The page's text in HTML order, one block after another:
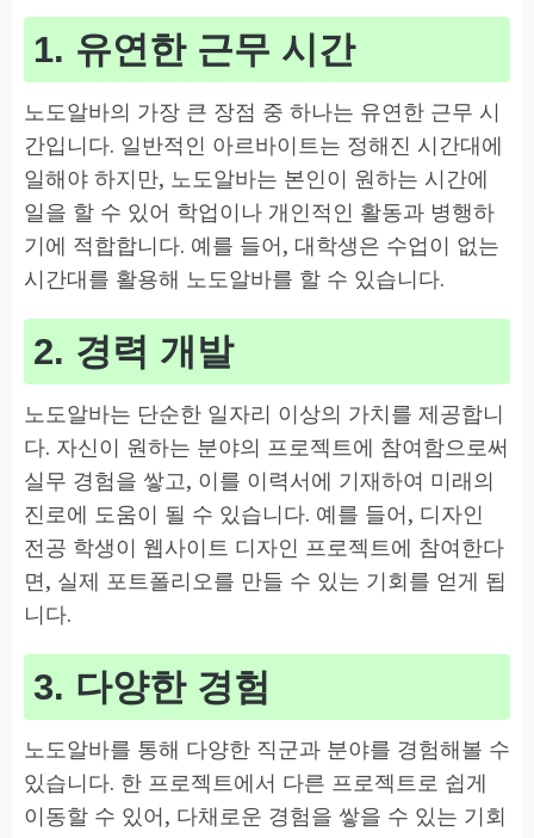
1. 유연한 근무 시간
노도알바의 가장 큰 장점 중 하나는 유연한 근무 시
간입니다. 일반적인 아르바이트는 정해진 시간대에
일해야 하지만, 노도알바는 본인이 원하는 시간에
일을 할 수 있어 학업이나 개인적인 활동과 병행하
기에 적합합니다. 예를 들어, 대학생은 수업이 없는
시간대를 활용해 노도알바를 할 수 있습니다.
2. 경력 개발
노도알바는 단순한 일자리 이상의 가치를 제공합니
다. 자신이 원하는 분야의 프로젝트에 참여함으로써
실무 경험을 쌓고, 이를 이력서에 기재하여 미래의
진로에 도움이 될 수 있습니다. 예를 들어, 디자인
전공 학생이 웹사이트 디자인 프로젝트에 참여한다
면, 실제 포트폴리오를 만들 수 있는 기회를 얻게 됩
니다.
3. 다양한 경험
노도알바를 통해 다양한 직군과 분야를 경험해볼 수
있습니다. 한 프로젝트에서 다른 프로젝트로 쉽게
이동할 수 있어, 다채로운 경험을 쌓을 수 있는 기회